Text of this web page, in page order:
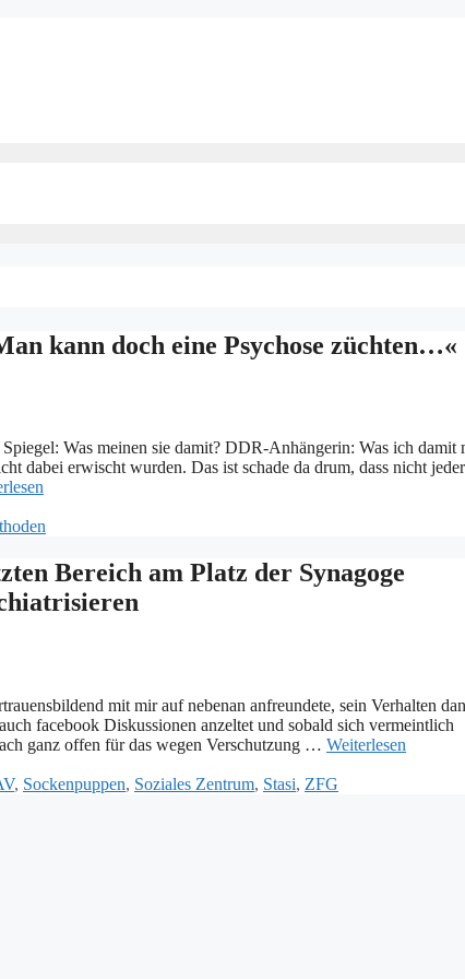
kann doch eine Psychose züchten…«
Was meinen sie damit? DDR-Anhängerin: Was ich damit
dabei erwischt wurden. Das ist schade da drum, dass nicht jeder
Bereich am Platz der Synagoge
mit mir auf nebenan anfreundete, sein Verhalten
facebook Diskussionen anzeltet und sobald sich vermeintlich
ganz offen für das wegen Verschutzung … Weiterlesen
, Sockenpuppen, Soziales Zentrum, Stasi, ZFG